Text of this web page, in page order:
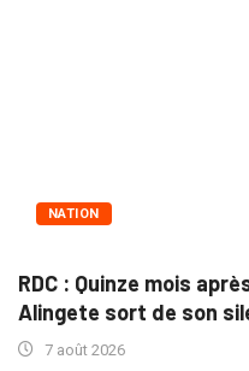
NATION
RDC : Quinze mois
Alingete sort de son
7 août 2026